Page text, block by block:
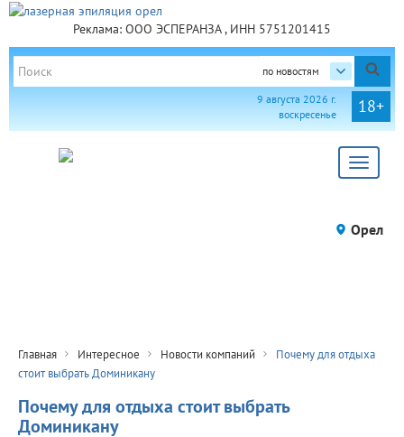
Реклама: ООО ЭСПЕРАНЗА , ИНН 5751201415
по новостям
18+
9 августа 2026 г.
воскресенье
Toggle
Орел
Главная Интересное Новости компаний
Почему для отдыха
стоит выбрать Доминикану
Почему для отдыха стоит выбрать
Доминикану